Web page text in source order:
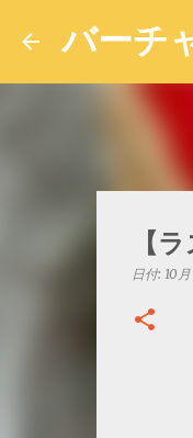
バーチ
【
日付: 10